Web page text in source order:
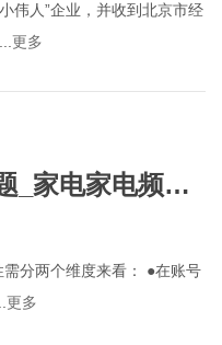
伟人”企业，并收到北京市经
更多
家电家电频道_
分两个维度来看： ●在账号
更多